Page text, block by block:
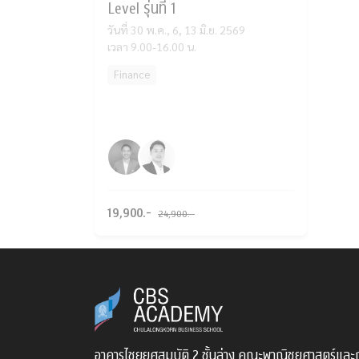
Level รุ่นที่ 1
วันที่ 30 พ.ค., 6, 13 มิ.ย. 2569
เวลา 9.00-16.00 น.
Finance
19,900.- 24,900.-